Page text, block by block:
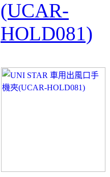
(UCAR-
HOLD081)